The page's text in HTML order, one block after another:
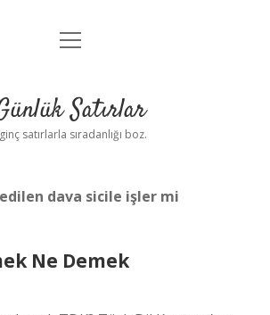
Anasayfa
Yasal Uyarı
menüyü
Satırlar
satırlarla sıradanlığı boz.
dava sicile işler mi
Ne Demek